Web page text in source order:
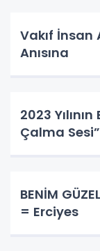
Vakıf İnsan
Anısına
2023 Yılının
Çalma Sesi”
BENİM GÜZEL
= Erciyes